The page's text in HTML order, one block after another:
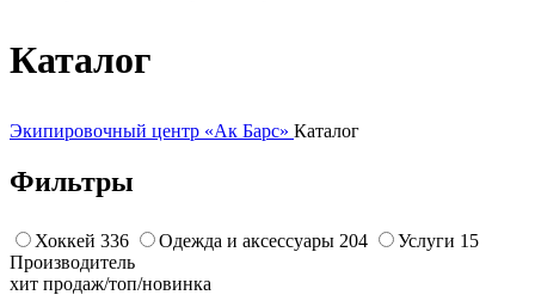
Каталог
Экипировочный центр «Ак Барс» Каталог
Фильтры
Хоккей 336 Одежда и аксессуары 204 Услуги 15
Производитель
хит продаж/топ/новинка